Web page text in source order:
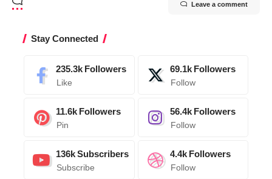
Leave a comment
Stay Connected
235.3k Followers
Like
69.1k Followers
Follow
11.6k Followers
Pin
56.4k Followers
Follow
136kSubscribers
Subscribe
4.4k Followers
Follow